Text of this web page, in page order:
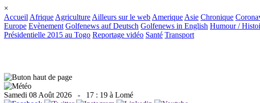
×
Accueil Afrique Agriculture Ailleurs sur le web Amerique Asie Chronique
Europe Evènement Golfenews auf Deutsch Golfenews in English Humour /
Présidentielle 2015 au Togo Reportage vidéo Santé Transport
Samedi 08 Août 2026 - 17 : 19 à Lomé